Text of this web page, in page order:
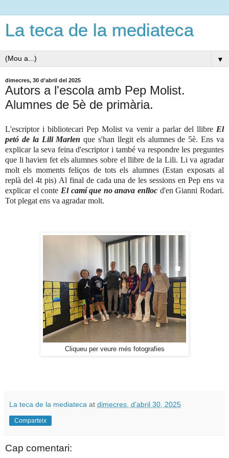
La teca de la mediateca
▼
dimecres, 30 d’abril del 2025
Autors a l'escola amb Pep Molist.
Alumnes de 5è de primària.
L'escriptor i bibliotecari Pep Molist va venir a parlar del llibre El
petó de la Lili Marlen que s'han llegit els alumnes de 5è. Ens va
explicar la seva feina d'escriptor i també va respondre les preguntes
que li havien fet els alumnes sobre el llibre de la Lili. Li va agradar
molt els moments feliços de tots els alumnes (Estan exposats al
replà del 4t pis) Al final de cada una de les sessions en Pep ens va
explicar el conte El camí que no anava enlloc d'en Gianni Rodari.
Tot plegat ens va agradar molt.
Cliqueu per veure més fotografies
La teca de la mediateca at dimecres, d’abril 30, 2025
Comparteix
Cap comentari: